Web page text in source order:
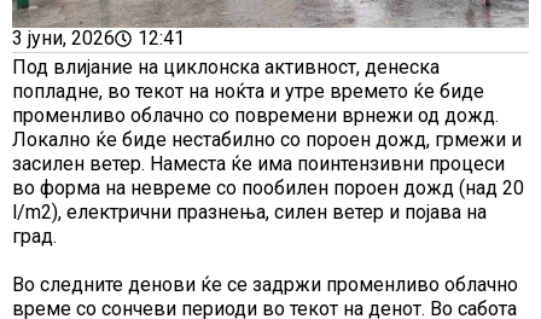
3 јуни, 2026
12:41
Под влијание на циклонска активност, денеска
попладне, во текот на ноќта и утре времето ќе биде
променливо облачно со повремени врнежи од дожд.
Локално ќе биде нестабилно со пороен дожд, грмежи и
засилен ветер. Наместа ќе има поинтензивни процеси
во форма на невреме со пообилен пороен дожд (над 20
l/m2), електрични празнења, силен ветер и појава на
град.
Во следните денови ќе се задржи променливо облачно
време со сончеви периоди во текот на денот. Во сабота